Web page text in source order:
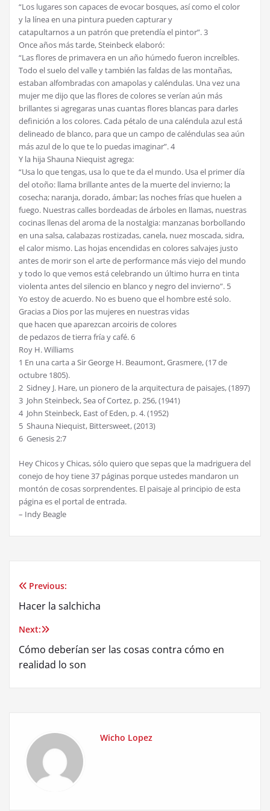
“Los lugares son capaces de evocar bosques, así como el color
y la línea en una pintura pueden capturar y
catapultarnos a un patrón que pretendía el pintor”. 3
Once años más tarde, Steinbeck elaboró:
“Las flores de primavera en un año húmedo fueron increíbles.
Todo el suelo del valle y también las faldas de las montañas,
estaban alfombradas con amapolas y caléndulas. Una vez una
mujer me dijo que las flores de colores se verían aún más
brillantes si agregaras unas cuantas flores blancas para darles
definición a los colores. Cada pétalo de una caléndula azul está
delineado de blanco, para que un campo de caléndulas sea aún
más azul de lo que te lo puedas imaginar”. 4
Y la hija Shauna Niequist agrega:
“Usa lo que tengas, usa lo que te da el mundo. Usa el primer día
del otoño: llama brillante antes de la muerte del invierno; la
cosecha; naranja, dorado, ámbar; las noches frías que huelen a
fuego. Nuestras calles bordeadas de árboles en llamas, nuestras
cocinas llenas del aroma de la nostalgia: manzanas borbollando
en una salsa, calabazas rostizadas, canela, nuez moscada, sidra,
el calor mismo. Las hojas encendidas en colores salvajes justo
antes de morir son el arte de performance más viejo del mundo
y todo lo que vemos está celebrando un último hurra en tinta
violenta antes del silencio en blanco y negro del invierno”. 5
Yo estoy de acuerdo. No es bueno que el hombre esté solo.
Gracias a Dios por las mujeres en nuestras vidas
que hacen que aparezcan arcoiris de colores
de pedazos de tierra fría y café. 6
Roy H. Williams
1 En una carta a Sir George H. Beaumont, Grasmere, (17 de
octubre 1805).
2 Sidney J. Hare, un pionero de la arquitectura de paisajes, (1897)
3 John Steinbeck, Sea of Cortez, p. 256, (1941)
4 John Steinbeck, East of Eden, p. 4. (1952)
5 Shauna Niequist, Bittersweet, (2013)
6 Genesis 2:7
Hey Chicos y Chicas, sólo quiero que sepas que la madriguera del
conejo de hoy tiene 37 páginas porque ustedes mandaron un
montón de cosas sorprendentes. El paisaje al principio de esta
página es el portal de entrada.
– Indy Beagle
Post
navigation
Previous:
Hacer la salchicha
Next:
Cómo deberían ser las cosas contra cómo en
realidad lo son
Wicho Lopez